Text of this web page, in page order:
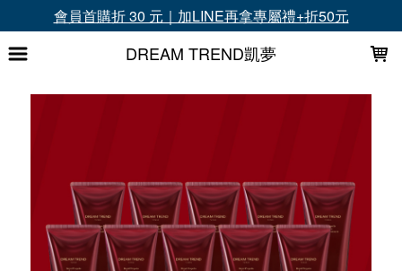
DREAM TREND凱夢
超商滿1699免運、滿3000再送升等禮